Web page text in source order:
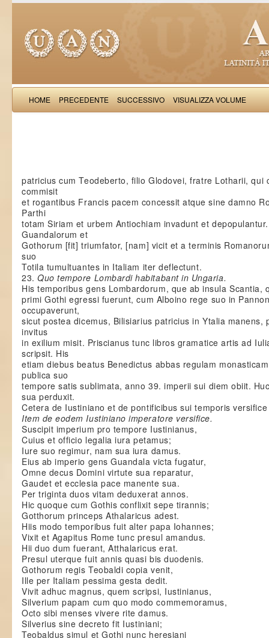
HOME PRECEDENTE SUCCESSIVO VISUALIZZA VOLUME
patricius cum Teodeberto, filio Glodovei, fratre Lotharii,
commisit
et rogantibus Francis pacem concessit atque sine damno
Parthi
totam Siriam et urbem Antiochiam invadunt et
Guandalorum et
Gothorum [fit] triumfator, [nam] vicit et a terminis
suo
Totila tumultuantes in Italiam iter deflectunt.
23.Quo tempore Lombardi habitabant in Ungaria.
His temporibus gens Lombardorum, que ab insula
primi Gothi egressi fuerunt, cum Alboino rege suo in
occupaverunt,
sicut postea dicemus, Bilisiarius patricius in Ytalia
invitus
in exilium misit. Priscianus tunc libros gramatice artis ad
scripsit. His
etiam diebus beatus Benedictus abbas regulam
publica suo
tempore satis sublimata, anno 39. imperii sui diem obiit.
sua perduxit.
Cetera de Iustiniano et de pontificibus sui temporis
Item de eodem Iustiniano imperatore versifice.
Suscipit imperium pro tempore Iustinianus,
Cuius et officio legalia iura petamus;
Iure suo regimur, nam sua iura damus.
Eius ab imperio gens Guandala victa fugatur,
Omne decus Domini virtute sua reparatur,
Gaudet et ecclesia pace manente sua.
Per triginta duos vitam deduxerat annos.
Hic quoque cum Gothis conflixit sepe tirannis;
Gotthorum princeps Athalaricus adest.
Hiis modo temporibus fuit alter papa Iohannes;
Vixit et Agapitus Rome tunc presul amandus.
Hii duo dum fuerant, Atthalaricus erat.
Presul uterque fuit annis quasi bis duodenis.
Gothorum regis Teobaldi copia venit,
Ille per Italiam pessima gesta dedit.
Vivit adhuc magnus, quem scripsi, Iustinianus,
Silverium papam cum quo modo commemoramus,
Octo sibi menses vivere rite damus.
Silverius sine decreto fit Iustiniani;
Teobaldus simul et Gothi nunc heresiani